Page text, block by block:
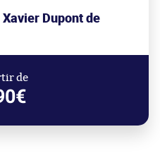
Dupont de
de